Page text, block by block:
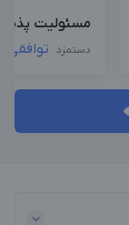
مسئولیت پذیر
دستمزد توافقی